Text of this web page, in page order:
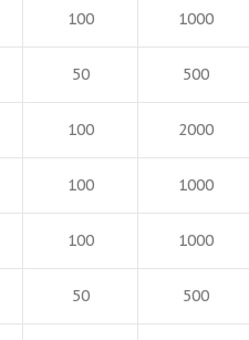
100 1000
50 500
100 2000
100 1000
100 1000
50 500